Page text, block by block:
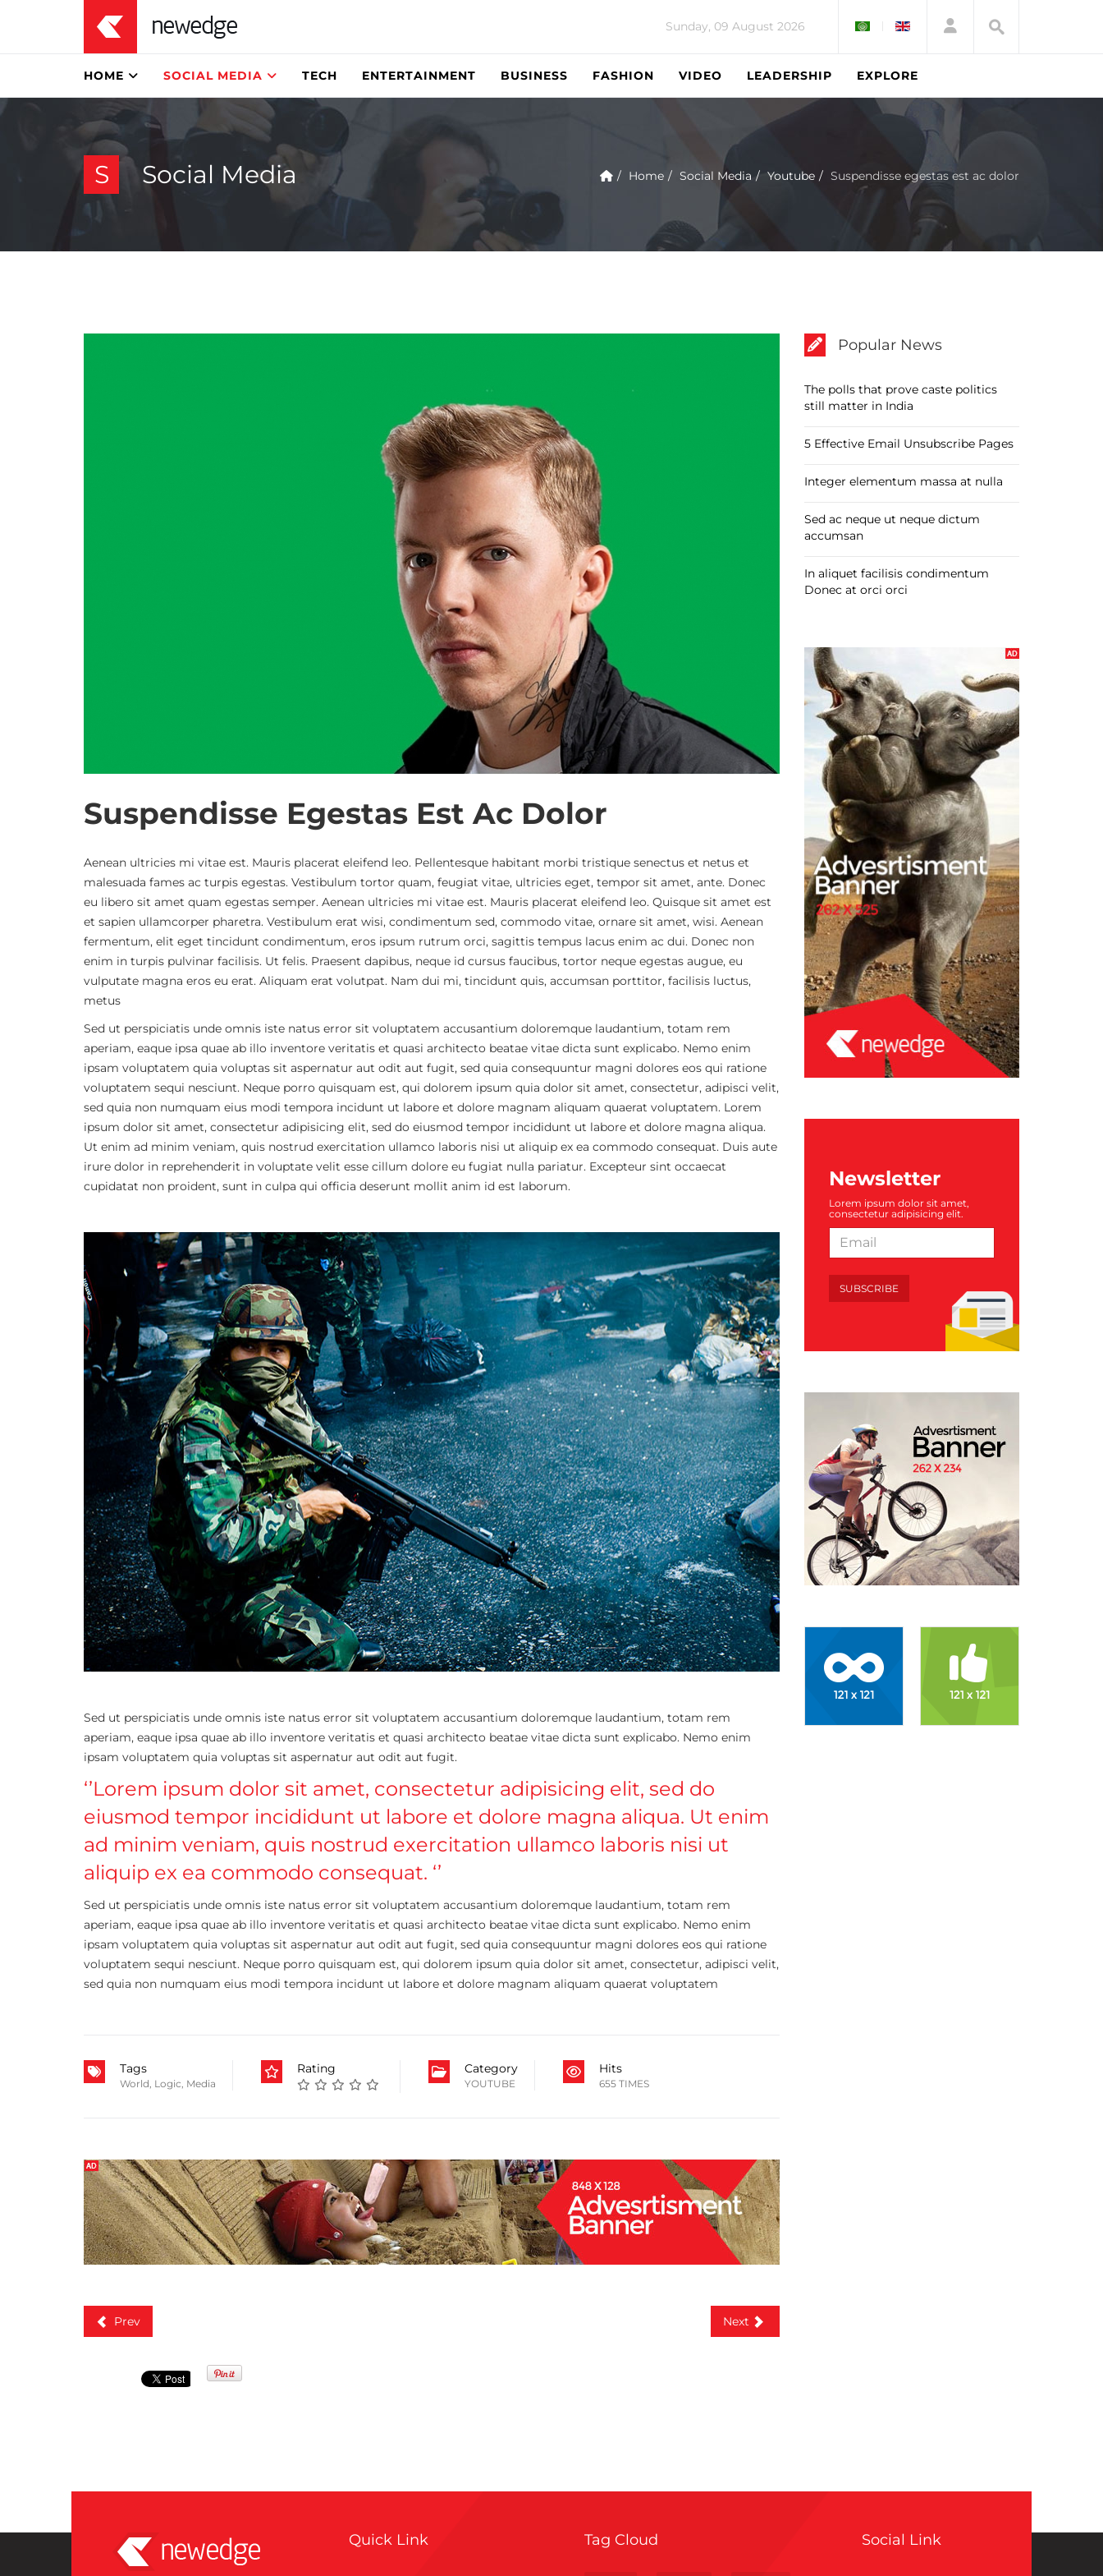
Sunday, 09 August 2026
HOME SOCIAL MEDIA TECH ENTERTAINMENT BUSINESS FASHION VIDEO LEADERSHIP EXPLORE
S Social Media Home Social Media Youtube Suspendisse egestas est ac dolor
Suspendisse Egestas Est Ac Dolor
Aenean ultricies mi vitae est. Mauris placerat eleifend leo. Pellentesque habitant morbi tristique senectus et netus et
malesuada fames ac turpis egestas. Vestibulum tortor quam, feugiat vitae, ultricies eget, tempor sit amet, ante. Donec
eu libero sit amet quam egestas semper. Aenean ultricies mi vitae est. Mauris placerat eleifend leo. Quisque sit amet est
et sapien ullamcorper pharetra. Vestibulum erat wisi, condimentum sed, commodo vitae, ornare sit amet, wisi. Aenean
fermentum, elit eget tincidunt condimentum, eros ipsum rutrum orci, sagittis tempus lacus enim ac dui. Donec non
enim in turpis pulvinar facilisis. Ut felis. Praesent dapibus, neque id cursus faucibus, tortor neque egestas augue, eu
vulputate magna eros eu erat. Aliquam erat volutpat. Nam dui mi, tincidunt quis, accumsan porttitor, facilisis luctus,
metus
Sed ut perspiciatis unde omnis iste natus error sit voluptatem accusantium doloremque laudantium, totam rem
aperiam, eaque ipsa quae ab illo inventore veritatis et quasi architecto beatae vitae dicta sunt explicabo. Nemo enim
ipsam voluptatem quia voluptas sit aspernatur aut odit aut fugit, sed quia consequuntur magni dolores eos qui ratione
voluptatem sequi nesciunt. Neque porro quisquam est, qui dolorem ipsum quia dolor sit amet, consectetur, adipisci velit,
sed quia non numquam eius modi tempora incidunt ut labore et dolore magnam aliquam quaerat voluptatem. Lorem
ipsum dolor sit amet, consectetur adipisicing elit, sed do eiusmod tempor incididunt ut labore et dolore magna aliqua.
Ut enim ad minim veniam, quis nostrud exercitation ullamco laboris nisi ut aliquip ex ea commodo consequat. Duis aute
irure dolor in reprehenderit in voluptate velit esse cillum dolore eu fugiat nulla pariatur. Excepteur sint occaecat
cupidatat non proident, sunt in culpa qui officia deserunt mollit anim id est laborum.
Sed ut perspiciatis unde omnis iste natus error sit voluptatem accusantium doloremque laudantium, totam rem
aperiam, eaque ipsa quae ab illo inventore veritatis et quasi architecto beatae vitae dicta sunt explicabo. Nemo enim
ipsam voluptatem quia voluptas sit aspernatur aut odit aut fugit.
‘’Lorem ipsum dolor sit amet, consectetur adipisicing elit, sed do
eiusmod tempor incididunt ut labore et dolore magna aliqua. Ut enim
ad minim veniam, quis nostrud exercitation ullamco laboris nisi ut
aliquip ex ea commodo consequat. ‘’
Sed ut perspiciatis unde omnis iste natus error sit voluptatem accusantium doloremque laudantium, totam rem
aperiam, eaque ipsa quae ab illo inventore veritatis et quasi architecto beatae vitae dicta sunt explicabo. Nemo enim
ipsam voluptatem quia voluptas sit aspernatur aut odit aut fugit, sed quia consequuntur magni dolores eos qui ratione
voluptatem sequi nesciunt. Neque porro quisquam est, qui dolorem ipsum quia dolor sit amet, consectetur, adipisci velit,
sed quia non numquam eius modi tempora incidunt ut labore et dolore magnam aliquam quaerat voluptatem
Tags
World, Logic, Media
Rating Category
YOUTUBE
Hits
655 TIMES
Prev Next
Popular News
The polls that prove caste politics
still matter in India
5 Effective Email Unsubscribe Pages
Integer elementum massa at nulla
Sed ac neque ut neque dictum
accumsan
In aliquet facilisis condimentum
Donec at orci orci
Newsletter
Lorem ipsum dolor sit amet,
consectetur adipisicing elit.
SUBSCRIBE
Quick Link Tag Cloud Social Link